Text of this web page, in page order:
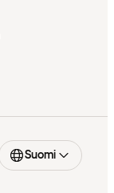
Suomi